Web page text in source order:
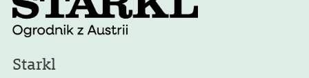
Starkl